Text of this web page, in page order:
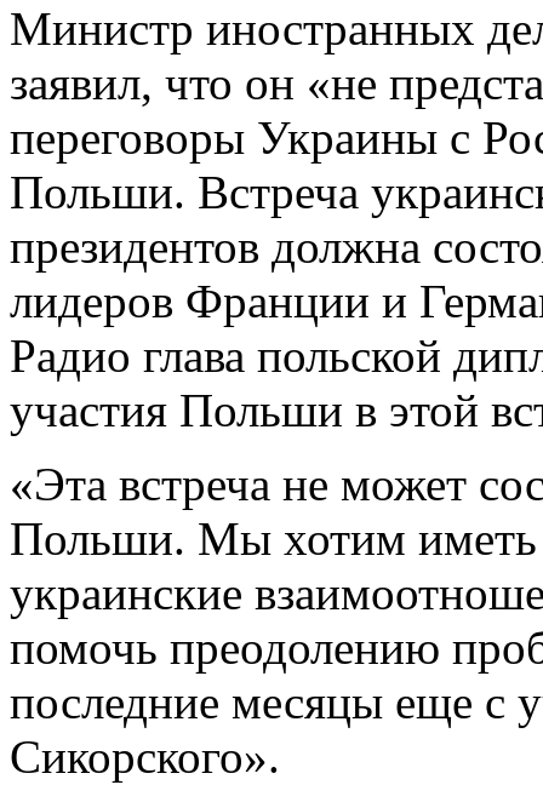
Министр иностранных
заявил, что он «не
переговоры Украины с
Польши. Встреча
президентов должна
лидеров Франции и
Радио глава польской
участия Польши в этой
«Эта встреча не может
Польши. Мы хотим иметь
украинские
помочь преодолению
последние месяцы еще с
Сикорского».